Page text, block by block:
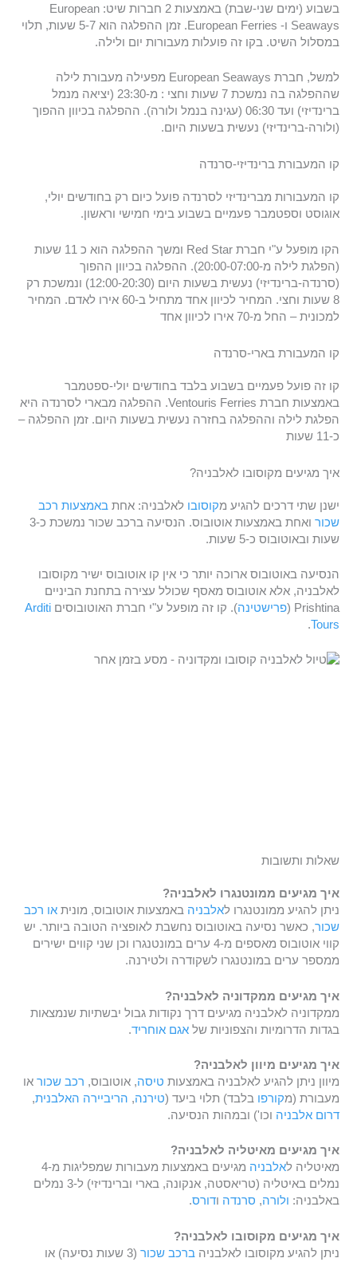
בשבוע (ימים שני-שבת) באמצעות 2 חברות שיט: European
Seaways ו- European Ferries. זמן ההפלגה הוא 5-7 שעות, תלוי
במסלול השיט. בקו זה פועלות מעבורות יום ולילה.
למשל, חברת European Seaways מפעילה מעבורת לילה
שההפלגה בה נמשכת 7 שעות וחצי : מ-23:30 (יציאה מנמל
ברינדיזי) ועד 06:30 (עגינה בנמל ולורה). ההפלגה בכיוון ההפוך
(ולורה-ברינדיזי) נעשית בשעות היום.
קו המעבורת ברינדיזי-סרנדה
קו המעבורות מברינדיזי לסרנדה פועל כיום רק בחודשים יולי,
אוגוסט וספטמבר פעמיים בשבוע בימי חמישי וראשון.
הקו מופעל ע"י חברת Red Star ומשך ההפלגה הוא כ 11 שעות
(הפלגת לילה מ-20:00-07:00). ההפלגה בכיוון ההפוך
(סרנדה-ברינדיזי) נעשית בשעות היום (12:00-20:30) ונמשכת רק
8 שעות וחצי. המחיר לכיוון אחד מתחיל ב-60 אירו לאדם. המחיר
למכונית – החל מ-70 אירו לכיוון אחד
קו המעבורת בארי-סרנדה
קו זה פועל פעמיים בשבוע בלבד בחודשים יולי-ספטמבר
באמצעות חברת Ventouris Ferries. ההפלגה מבארי לסרנדה היא
הפלגת לילה וההפלגה בחזרה נעשית בשעות היום. זמן ההפלגה –
כ-11 שעות
איך מגיעים מקוסובו לאלבניה?
ישנן שתי דרכים להגיע מקוסובו לאלבניה: אחת באמצעות רכב
שכור
ואחת באמצעות אוטובוס. הנסיעה ברכב שכור נמשכת כ-3
שעות ובאוטובוס כ-5 שעות.
הנסיעה באוטובוס ארוכה יותר כי אין קו אוטובוס ישיר מקוסובו
לאלבניה, אלא אוטובוס מאסף שכולל עצירה בתחנת הביניים
Prishtina (
פרישטינה). קו זה מופעל ע"י חברת האוטובוסיםArditi
Tours
.
שאלות ותשובות
איך מגיעים ממונטנגרו לאלבניה?
ניתן להגיע ממונטנגרו לאלבניה באמצעות אוטובוס, מוניתאו רכב
שכור, כאשר נסיעה באוטובוס נחשבת לאופציה הטובה ביותר. יש
קווי אוטובוס מאספים מ-4 ערים במונטנגרו וכן שני קווים ישירים
ממספר ערים במונטנגרו לשקודרה ולטירנה.
איך מגיעים ממקדוניה לאלבניה?
ממקדוניה לאלבניה מגיעים דרך נקודות גבול יבשתיות שנמצאות
בגדות הדרומיות והצפוניות שלאגם אוחריד.
איך מגיעים מיוון לאלבניה?
מיוון ניתן להגיע לאלבניה באמצעות טיסה, אוטובוס, רכב שכור או
מעבורת (מקורפו בלבד) תלוי ביעד (טירנה, הריביירה האלבנית,
דרום אלבניה וכו') ובמהות הנסיעה.
איך מגיעים מאיטליה לאלבניה?
מאיטליה לאלבניה
מגיעים באמצעות מעבורות שמפליגות מ-4
נמלים באיטליה (טריאסטה, אנקונה, בארי וברינדיזי) ל-3 נמלים
באלבניה: ולורה, סרנדה ודורס.
איך מגיעים מקוסובו לאלבניה?
ניתן להגיע מקוסובו לאלבניה ברכב שכור (3 שעות נסיעה) או